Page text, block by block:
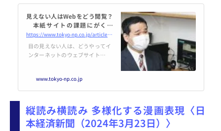
見えない人はWebをどう閲覧？
本紙サイトの課題にがくぜ
ん、求められる「不十分と認め
る勇気」【動画も】：東京新聞
TOKYO Web
https://www.tokyo-np.co.jp/article/316780
目の見えない人は、どうやってイ
ンターネットのウェブサイトを利
けようと臨ん...
www.tokyo-np.co.jp
縦読み横読み 多様化する漫画表現〈日
本経済新聞（2024年3月23日）〉